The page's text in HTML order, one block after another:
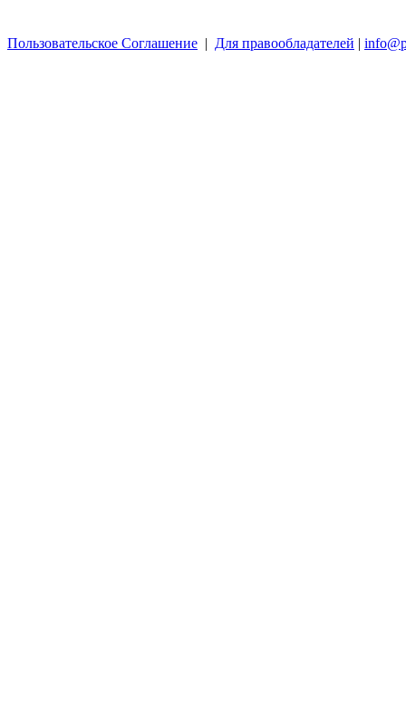
Пользовательское Соглашение | Для правообладателей |